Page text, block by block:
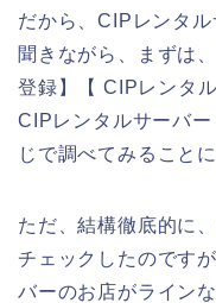
だから、CIPレンタ
聞きながら、まずは
登録】【 CIPレンタ
CIPレンタルサーバ
じで調べてみること
ただ、結構徹底的に
チェックしたのです
バーのお店がライン